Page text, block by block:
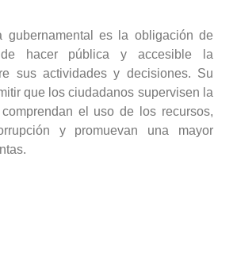
gubernamental es la obligación de
hacer pública y accesible la
sus actividades y decisiones. Su
que los ciudadanos supervisen la
el uso de los recursos,
y promuevan una mayor